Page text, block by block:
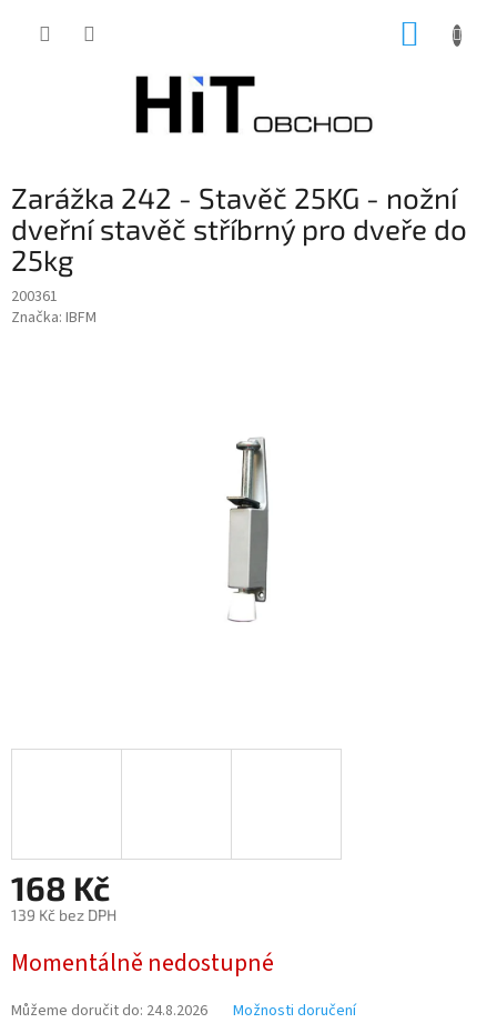
Zarážka 242 - Stavěč 25KG - nožní
dveřní stavěč stříbrný pro dveře do
25kg
200361
Značka: IBFM
168 Kč
139 Kč bez DPH
cena:
Momentálně nedostupné
Můžeme doručit do: 24.8.2026
Možnosti doručení